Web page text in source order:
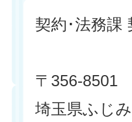
契約･法務課
〒356-8501
埼玉県ふじ